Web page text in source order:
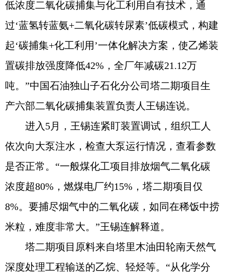
低浓度二氧化碳捕集与化工利用自有技术，通
过‘蓝氢转蓝氨+二氧化碳转尿素’低碳模式，构建
起‘碳捕集+化工利用’一体化解决方案，使乙烯装
置碳排放强度降低42%，全厂年减碳21.12万
吨。”中国石油独山子石化分公司塔二期项目生
产六部二氧化碳捕集装置负责人王锡连说。
进入5月，王锡连紧盯装置调试，组织工人
依次向大泵注水，检查大泵运行情况，查看参数
是否正常。“一般煤化工项目排放烟气二氧化碳
浓度超80%，燃煤电厂约15%，塔二期项目仅
8%。要捕尽烟气中的二氧化碳，如同在稀饭中捞
米粒，难度非常大。”王锡连解释道。
塔二期项目原料来自塔里木油田轮南天然气
深度处理工程输送的乙烷、轻烃等。“从化学分